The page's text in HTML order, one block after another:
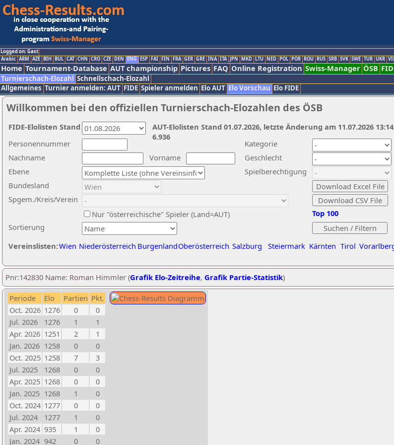
Logged on: Gast
Arabic ARM AZE BIH BUL CAT CHN CRO CZE DEN ENG ESP FAI FIN FRA GER GRE INA ITA JPN MKD LTU NED POL POR ROU RUS SRB SVK SWE TUR UKR
Home Tournament-Database AUT championship Pictures FAQ Online Registration Swiss-Manager ÖSB
Turnierschach-Elozahl Schnellschach-Elozahl
Allgemeines Turnier anmelden: AUT FIDE Spieler anmelden Elo AUT Elo Vorschau Elo FIDE
Willkommen bei den offiziellen Turnierschach-Elozahlen des ÖSB
Nachname
Vorname
Ebene
Kategorie
Sortierung
Personennummer
Bundesland
Spgem./Kreis/Verein
Geschlecht
Nur "österreichische" Spieler (Land=AUT)
Spielberechtigung
Vereinslisten:Wien Niederösterreich BurgenlandOberösterreich Salzburg Steiermark Kärnten Tirol
Top 100
AUT-Elolisten Stand 01.07.2026, letzte Änderung am 11.07.2026
6.936
FIDE-Elolisten Stand
Pnr:142830 Name: Roman Himmler (Grafik Elo-Zeitreihe, Grafik Partie-Statistik)
Periode Elo Partien Pkt.
Oct. 2026 1276 0
0
Jul. 2026
1276 1
1
Apr. 2026 1251 2
1
Jan. 2026 1258 0
0
Oct. 2025 1258 7
3
Jul. 2025
1268 0
0
Apr. 2025 1268 0
0
Jan. 2025 1268 1
0
Oct. 2024 1277 0
0
Jul. 2024
1277 1
0
Apr. 2024 935 1
0
Jan. 2024 942 0 0